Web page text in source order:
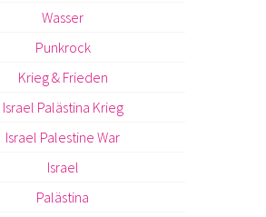
Wasser
Punkrock
Krieg & Frieden
Israel Palästina Krieg
Israel Palestine War
Israel
Palästina